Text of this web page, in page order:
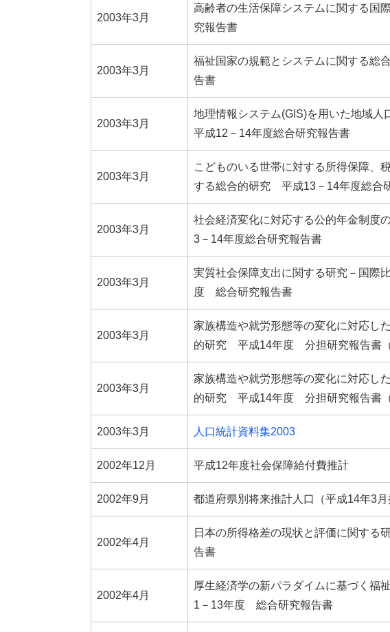
2003年3月
高齢者の生活保障システムに関する
究報告書
2003年3月
福祉国家の規範とシステムに関する総
告書
2003年3月
地理情報システム(GIS)を用いた地域
平成12－14年度総合研究報告書
2003年3月
こどものいる世帯に対する所得保障、
する総合的研究 平成13－14年度総合
2003年3月
社会経済変化に対応する公的年金制
3－14年度総合研究報告書
2003年3月
実質社会保障支出に関する研究－国
度 総合研究報告書
2003年3月
家族構造や就労形態等の変化に対応し
的研究 平成14年度 分担研究報告書（
2003年3月
家族構造や就労形態等の変化に対応し
的研究 平成14年度 分担研究報告書（
2003年3月 人口統計資料集2003
2002年12月 平成12年度社会保障給付費推計
2002年9月 都道府県別将来推計人口（平成14年3月
2002年4月
日本の所得格差の現状と評価に関す
告書
2002年4月
厚生経済学の新パラダイムに基づく
1－13年度 総合研究報告書